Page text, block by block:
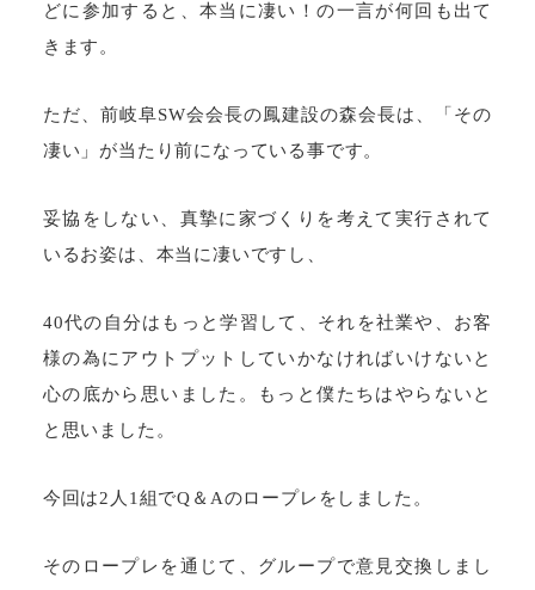
どに参加すると、本当に凄い！の一言が何回も出て
きます。
ただ、前岐阜SW会会長の鳳建設の森会長は、「その
凄い」が当たり前になっている事です。
妥協をしない、真摯に家づくりを考えて実行されて
いるお姿は、本当に凄いですし、
40代の自分はもっと学習して、それを社業や、お客
様の為にアウトプットしていかなければいけないと
心の底から思いました。もっと僕たちはやらないと
と思いました。
今回は2人1組でQ＆Aのロープレをしました。
そのロープレを通じて、グループで意見交換しまし